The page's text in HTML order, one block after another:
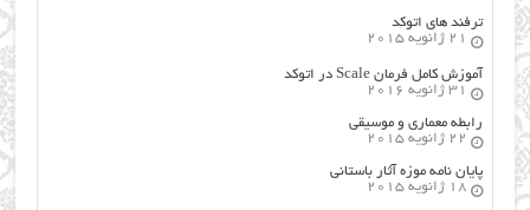
ترفند های اتوکد
21 ژانویه 2015
آموزش کامل فرمان Scale در اتوکد
31 ژانویه 2016
رابطه معماری و موسیقی
22 ژانویه 2015
پایان نامه موزه آثار باستانی
18 ژانویه 2015